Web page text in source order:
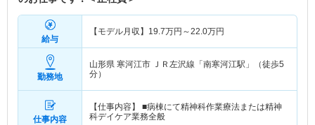
給与
【モデル月収】 19.7万円～22.0万円
勤務地
山形県 寒河江市 ＪＲ左沢線「南寒河江駅」（徒歩5
分）
仕事内容
【仕事内容】 ■病棟にて精神科作業療法または精神
科デイケア業務全般